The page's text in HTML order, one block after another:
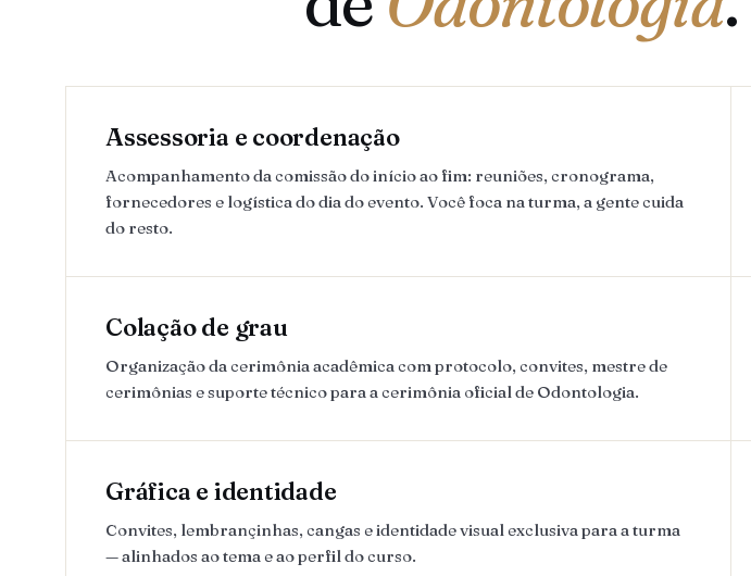
Assessoria e coordenação
Acompanhamento da comissão do início ao fim: reuniões, cronograma,
fornecedores e logística do dia do evento. Você foca na turma, a gente cuida
do resto.
Colação de grau
Organização da cerimônia acadêmica com protocolo, convites, mestre de
cerimônias e suporte técnico para a cerimônia oficial de Odontologia.
Gráfica e identidade
Convites, lembrançinhas, cangas e identidade visual exclusiva para a turma
— alinhados ao tema e ao perfil do curso.